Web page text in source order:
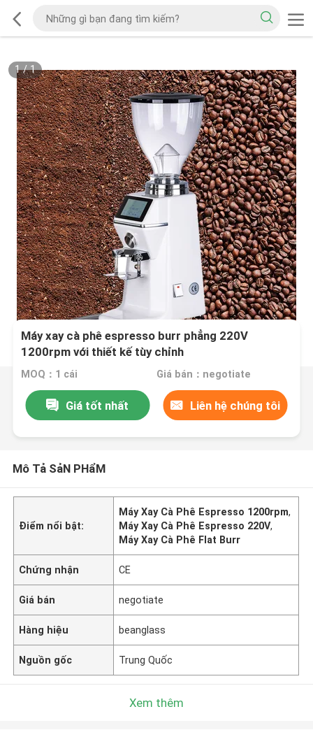
1/1
Máy xay cà phê espresso burr phẳng 220V
1200rpm với thiết kế tùy chỉnh
MOQ：1 cái Giá bán：negotiate
Giá tốt nhất Liên hệ chúng tôi
Mô Tả SảN PHẩM
Điểm nổi bật:
Máy Xay Cà Phê Espresso 1200rpm,
Máy Xay Cà Phê Espresso 220V,
Máy Xay Cà Phê Flat Burr
Chứng nhận CE
Giá bán negotiate
Hàng hiệu beanglass
Nguồn gốc Trung Quốc
Xem thêm